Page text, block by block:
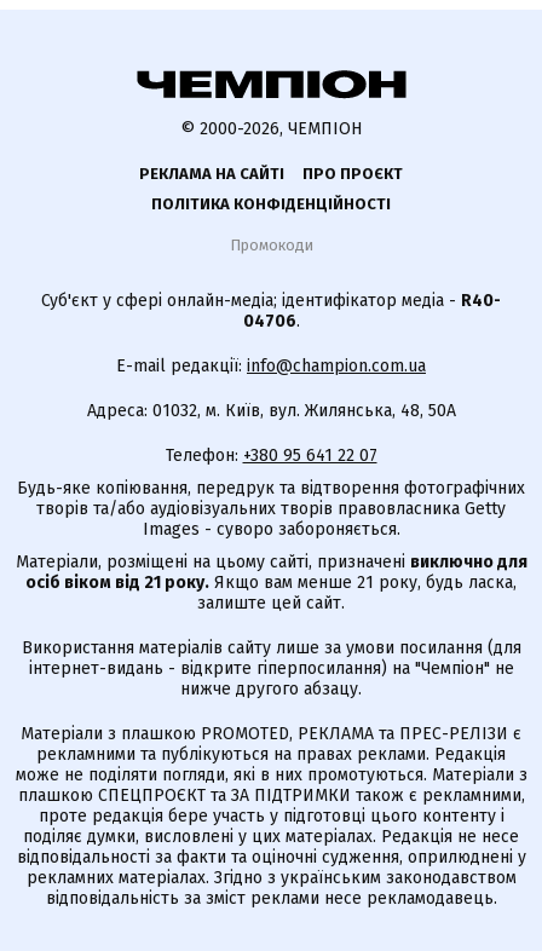
© 2000-2026, ЧЕМПІОН
РЕКЛАМА НА САЙТІ
ПРО ПРОЄКТ
ПОЛІТИКА КОНФІДЕНЦІЙНОСТІ
Промокоди
Суб'єкт у сфері онлайн-медіа; ідентифікатор медіа - R40-
04706.
E-mail редакції: info@champion.com.ua
Адреса: 01032, м. Київ, вул. Жилянська, 48, 50А
Телефон: +380 95 641 22 07
Будь-яке копіювання, передрук та відтворення фотографічних
творів та/або аудіовізуальних творів правовласника Getty
Images - суворо забороняється.
Матеріали, розміщені на цьому сайті, призначені виключно для
осіб віком від 21 року. Якщо вам менше 21 року, будь ласка,
залиште цей сайт.
Використання матеріалів сайту лише за умови посилання (для
інтернет-видань - відкрите гіперпосилання) на "Чемпіон" не
нижче другого абзацу.
Матеріали з плашкою PROMOTED, РЕКЛАМА та ПРЕС-РЕЛІЗИ є
рекламними та публікуються на правах реклами. Редакція
може не поділяти погляди, які в них промотуються. Матеріали з
плашкою СПЕЦПРОЄКТ та ЗА ПІДТРИМКИ також є рекламними,
проте редакція бере участь у підготовці цього контенту і
поділяє думки, висловлені у цих матеріалах. Редакція не несе
відповідальності за факти та оціночні судження, оприлюднені у
рекламних матеріалах. Згідно з українським законодавством
відповідальність за зміст реклами несе рекламодавець.